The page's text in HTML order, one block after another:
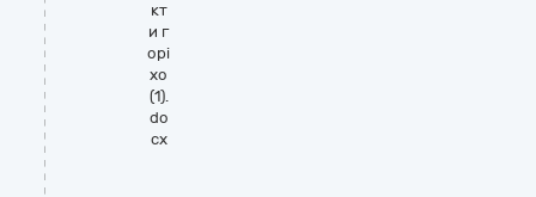
кт
и г
орі
хо
(1).
do
cx